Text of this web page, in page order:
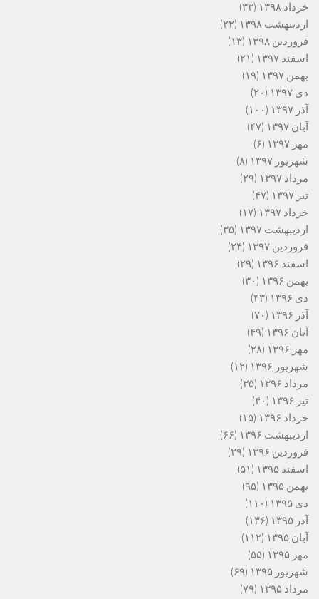
خرداد ۱۳۹۸
(۳۳)
اردیبهشت ۱۳۹۸
(۲۲)
فروردین ۱۳۹۸
(۱۳)
اسفند ۱۳۹۷
(۲۱)
بهمن ۱۳۹۷
(۱۹)
دی ۱۳۹۷
(۲۰)
آذر ۱۳۹۷
(۱۰۰)
آبان ۱۳۹۷
(۴۷)
مهر ۱۳۹۷
(۶)
شهریور ۱۳۹۷
(۸)
مرداد ۱۳۹۷
(۲۹)
تیر ۱۳۹۷
(۴۷)
خرداد ۱۳۹۷
(۱۷)
اردیبهشت ۱۳۹۷
(۳۵)
فروردین ۱۳۹۷
(۲۴)
اسفند ۱۳۹۶
(۲۹)
بهمن ۱۳۹۶
(۳۰)
دی ۱۳۹۶
(۴۳)
آذر ۱۳۹۶
(۷۰)
آبان ۱۳۹۶
(۴۹)
مهر ۱۳۹۶
(۲۸)
شهریور ۱۳۹۶
(۱۲)
مرداد ۱۳۹۶
(۳۵)
تیر ۱۳۹۶
(۴۰)
خرداد ۱۳۹۶
(۱۵)
اردیبهشت ۱۳۹۶
(۶۶)
فروردین ۱۳۹۶
(۲۹)
اسفند ۱۳۹۵
(۵۱)
بهمن ۱۳۹۵
(۹۵)
دی ۱۳۹۵
(۱۱۰)
آذر ۱۳۹۵
(۱۳۶)
آبان ۱۳۹۵
(۱۱۲)
مهر ۱۳۹۵
(۵۵)
شهریور ۱۳۹۵
(۶۹)
مرداد ۱۳۹۵
(۷۹)